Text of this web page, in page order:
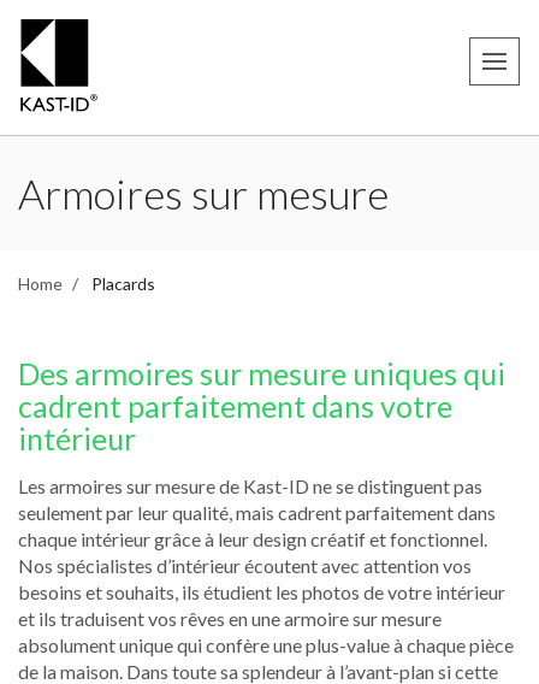
Armoires sur mesure
Home Placards
Des armoires sur mesure uniques qui
cadrent parfaitement dans votre
intérieur
Les armoires sur mesure de Kast-ID ne se distinguent pas
seulement par leur qualité, mais cadrent parfaitement dans
chaque intérieur grâce à leur design créatif et fonctionnel.
Nos spécialistes d’intérieur écoutent avec attention vos
besoins et souhaits, ils étudient les photos de votre intérieur
et ils traduisent vos rêves en une armoire sur mesure
absolument unique qui confère une plus-value à chaque pièce
de la maison. Dans toute sa splendeur à l’avant-plan si cette